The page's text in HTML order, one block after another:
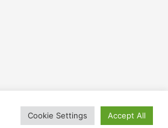
Cookie Settings Accept All